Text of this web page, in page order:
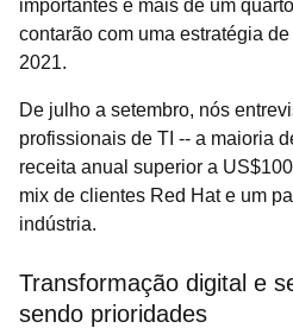
importantes e mais de um
contarão com uma estratégia
2021.
De julho a setembro, nós
profissionais de TI -- a maioria
receita anual superior a
mix de clientes Red Hat e um
indústria.
Transformação digital e
sendo prioridades